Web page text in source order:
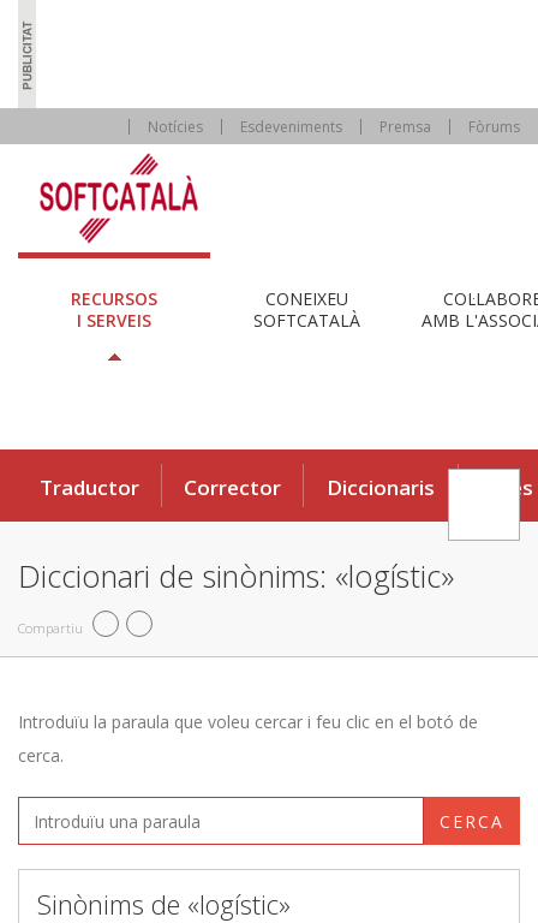
Notícies Esdeveniments Premsa Fòrums
RECURSOS
I SERVEIS
CONEIXEU
SOFTCATALÀ
AMB
Traductor Corrector Diccionaris Eines
Diccionari de sinònims: «logístic»
Compartiu
Introduïu la paraula que voleu cercar i feu clic en el botó de
cerca.
CERCA
Sinònims de «logístic»